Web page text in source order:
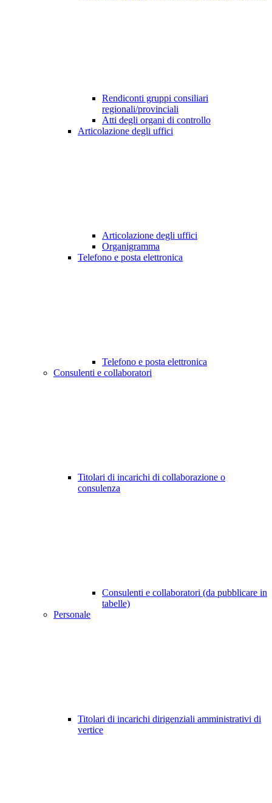
Rendiconti gruppi consiliari
regionali/provinciali
Atti degli organi di controllo
Articolazione degli uffici
Articolazione degli uffici
Organigramma
Telefono e posta elettronica
Telefono e posta elettronica
Consulenti e collaboratori
Titolari di incarichi di collaborazione o
consulenza
Consulenti e collaboratori (da pubblicare in
tabelle)
Personale
Titolari di incarichi dirigenziali amministrativi di
vertice